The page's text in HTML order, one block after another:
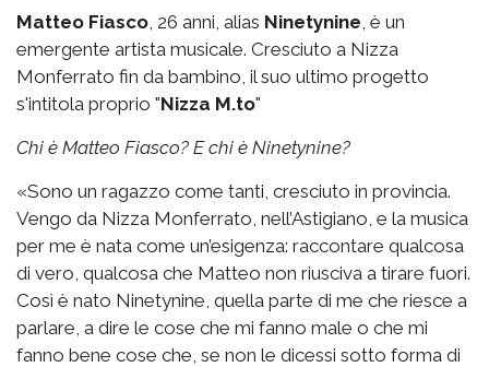
Matteo Fiasco , 26 anni, alias Ninetynine , è un
emergente artista musicale. Cresciuto a Nizza
Monferrato fin da bambino, il suo ultimo progetto
s'intitola proprio "Nizza M.to"
Chi è Matteo Fiasco? E chi è Ninetynine?
«Sono un ragazzo come tanti, cresciuto in provincia.
Vengo da Nizza Monferrato, nell’Astigiano, e la musica
per me è nata come un’esigenza: raccontare qualcosa
di vero, qualcosa che Matteo non riusciva a tirare fuori.
Così è nato Ninetynine, quella parte di me che riesce a
parlare, a dire le cose che mi fanno male o che mi
fanno bene cose che, se non le dicessi sotto forma di